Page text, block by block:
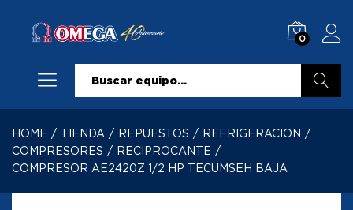
0
HOME / TIENDA / REPUESTOS / REFRIGERACION /
COMPRESORES / RECIPROCANTE /
COMPRESOR AE2420Z 1/2 HP TECUMSEH BAJA